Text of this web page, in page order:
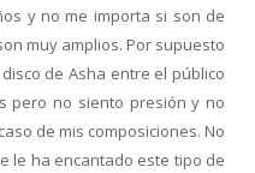
y no me importa si son de
muy amplios. Por supuesto
de Asha entre el público
pero no siento presión y no
de mis composiciones. No
le ha encantado este tipo de